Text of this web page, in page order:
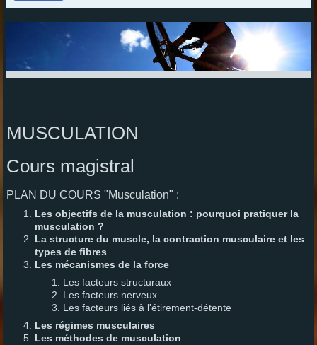
MUSCULATION
Cours magistral
PLAN DU COURS "Musculation" :
Les objectifs de la musculation : pourquoi pratiquer la
musculation ?
La structure du muscle, la contraction musculaire et les
types de fibres
Les mécanismes de la force
Les facteurs structuraux
Les facteurs nerveux
Les facteurs liés à l'étirement-détente
Les régimes musculaires
Les méthodes de musculation